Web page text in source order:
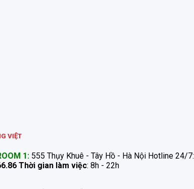
VIỆT
1: 555 Thụy Khuê - Tây Hồ - Hà Nội Hotline 24/7:
Thời gian làm việc: 8h - 22h